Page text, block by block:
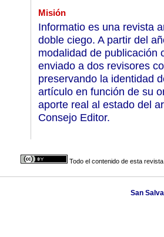
Misión
Informatio es una revista
doble ciego. A partir del
modalidad de publicación
enviado a dos revisores
preservando la identidad
artículo en función de su
aporte real al estado del
Consejo Editor.
Todo el contenido de esta
San